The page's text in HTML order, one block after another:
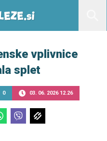
vplivnice
splet
0 03. 06. 2026 12.26